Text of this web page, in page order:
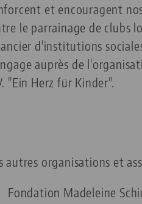
et encouragent
le parrainage de clubs
d'institutions
auprès de
"Ein Herz für Kinder".
autres organisations et
Fondation Madeleine